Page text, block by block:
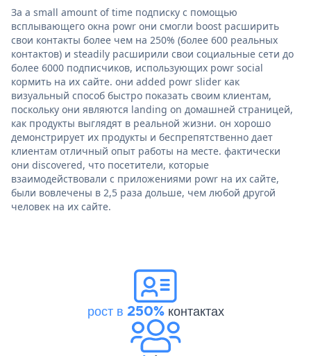
За a small amount of time подписку с помощью
всплывающего окна powr они смогли boost расширить
свои контакты более чем на 250% (более 600 реальных
контактов) и steadily расширили свои социальные сети до
более 6000 подписчиков, использующих powr social
кормить на их сайте. они added powr slider как
визуальный способ быстро показать своим клиентам,
поскольку они являются landing on домашней страницей,
как продукты выглядят в реальной жизни. он хорошо
демонстрирует их продукты и беспрепятственно дает
клиентам отличный опыт работы на месте. фактически
они discovered, что посетители, которые
взаимодействовали с приложениями powr на их сайте,
были вовлечены в 2,5 раза дольше, чем любой другой
человек на их сайте.
рост в 250%контактах